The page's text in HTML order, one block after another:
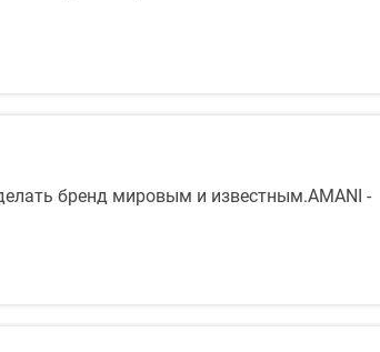
бренд мировым и известным.AMANI -